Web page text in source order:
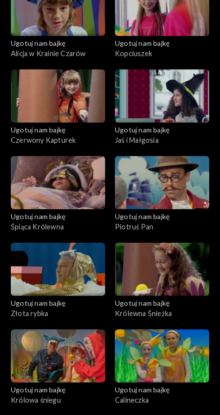
Ugotuj nam bajkę
Alicja w Krainie Czarów
Ugotuj nam bajkę
Kopciuszek
Ugotuj nam bajkę
Czerwony Kapturek
Ugotuj nam bajkę
Jaś i Małgosia
Ugotuj nam bajkę
Śpiąca Królewna
Ugotuj nam bajkę
Piotruś Pan
Ugotuj nam bajkę
Złota rybka
Ugotuj nam bajkę
Królewna Śnieżka
Ugotuj nam bajkę
Królowa śniegu
Ugotuj nam bajkę
Calineczka